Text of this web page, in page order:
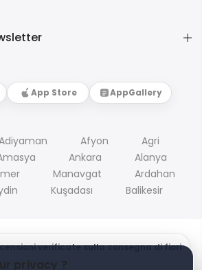
privacy ?
App Store AppGallery
Afyon
Agri
Ankara
Alanya
Manavgat
Ardahan
Kuşadası Balikesir
verificate sulla consegna di fiori